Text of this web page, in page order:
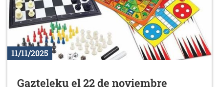
11/11/2025
Gazteleku el 22 de noviembre